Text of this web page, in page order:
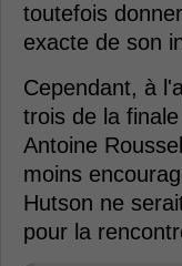
toutefois
exacte de son
Cependant, à
trois de la
Antoine
moins
Hutson ne
pour la